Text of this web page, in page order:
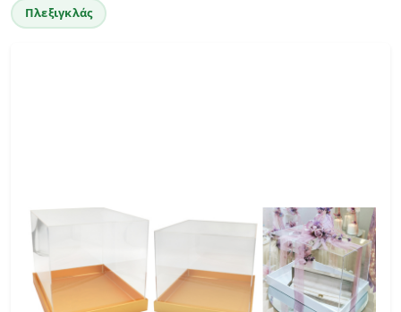
Πλεξιγκλάς